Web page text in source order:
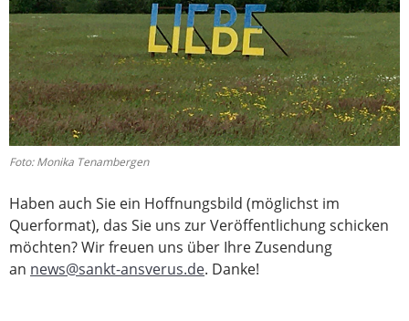
Foto: Monika Tenambergen
Haben auch Sie ein Hoffnungsbild (möglichst im
Querformat), das Sie uns zur Veröffentlichung schicken
möchten? Wir freuen uns über Ihre Zusendung
an news@sankt-ansverus.de. Danke!